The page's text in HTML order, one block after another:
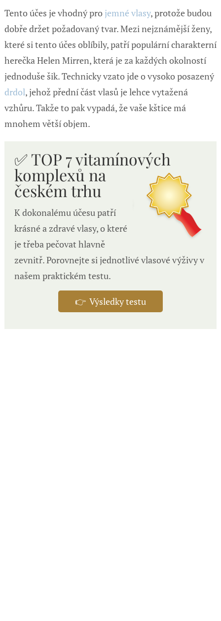
Tento účes je vhodný projemné vlasy, protože budou
dobře držet požadovaný tvar. Mezi nejznámější ženy,
které si tento účes oblíbily, patří populární charakterní
herečka Helen Mirren, která je za každých okolností
jednoduše šik. Technicky vzato jde o vysoko posazený
drdol, jehož přední část vlasů je lehce vytažená
vzhůru. Takže to pak vypadá, že vaše kštice má
mnohem větší objem.
✅ TOP 7 vitamínových
komplexů na
českém trhu
K dokonalému účesu patří
krásné a zdravé vlasy, o které
je třeba pečovat hlavně
zevnitř. Porovnejte si jednotlivé vlasové výživy v
našem praktickém testu.
👉 Výsledky testu